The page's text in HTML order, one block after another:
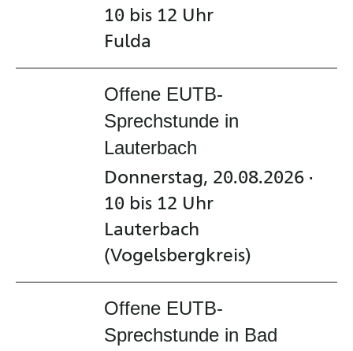
10 bis 12 Uhr
Fulda
Offene EUTB-
Sprechstunde in
Lauterbach
Donnerstag, 20.08.2026 ·
10 bis 12 Uhr
Lauterbach
(Vogelsbergkreis)
Offene EUTB-
Sprechstunde in Bad